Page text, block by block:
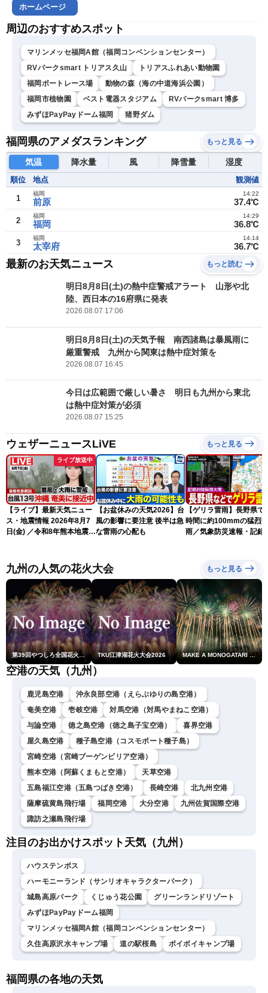
ホームページ
周辺のおすすめスポット
マリンメッセ福岡A館（福岡コンベンションセンター）
RVパークsmart トリアス久山
トリアスふれあい動物園
福岡ボートレース場
動物の森（海の中道海浜公園）
福岡市植物園
ベスト電器スタジアム
RVパークsmart 博多
みずほPayPayドーム福岡
猪野ダム
福岡県のアメダスランキング もっと見る
気温 降水量 風 降雪量 湿度
順位 地点 観測値
1 前原
福岡
37.4℃
14:22
2 福岡
福岡
36.8℃
14:29
3 太宰府
福岡
36.7℃
14:14
最新のお天気ニュース もっと読む
明日8月8日(土)の熱中症警戒アラート 山形や北
陸、西日本の16府県に発表
2026.08.07 17:06
明日8月8日(土)の天気予報 南西諸島は暴風雨に
厳重警戒 九州から関東は熱中症対策を
2026.08.07 16:45
今日は広範囲で厳しい暑さ 明日も九州から東北
は熱中症対策が必須
2026.08.07 15:25
ウェザーニュースLiVE もっと見る
ライブ放送中
【ライブ】最新天気ニュー
ス・地震情報 2026年8月7
日(金) ／令和8年熊本地震情
ーン・駒木結衣／内藤邦
裕〉
【お盆休みの天気2026】台
風の影響に要注意 後半は急
な雷雨の心配も
【ゲリラ雷雨】長野県で1
時間に約100mmの猛烈な
雨／気象防災速報・記録
九州の人気の花火大会 もっと見る
第39回やつしろ全国花火競技大会 TKU江津湖花火大会2026 MAKE A MONOGATARI 2026
空港の天気（九州）
鹿児島空港
沖永良部空港（えらぶゆりの島空港）
奄美空港
壱岐空港
対馬空港（対馬やまねこ空港）
与論空港
徳之島空港（徳之島子宝空港）
喜界空港
屋久島空港
種子島空港（コスモポート種子島）
宮崎空港（宮崎ブーゲンビリア空港）
熊本空港（阿蘇くまもと空港）
天草空港
五島福江空港（五島つばき空港）
長崎空港
北九州空港
薩摩硫黄島飛行場
福岡空港 大分空港
九州佐賀国際空港
諏訪之瀬島飛行場
注目のお出かけスポット天気（九州）
ハウステンボス
ハーモニーランド（サンリオキャラクターパーク）
城島高原パーク
くじゅう花公園
グリーンランドリゾート
みずほPayPayドーム福岡
マリンメッセ福岡A館（福岡コンベンションセンター）
久住高原沢水キャンプ場
道の駅桜島 ボイボイキャンプ場
福岡県の各地の天気